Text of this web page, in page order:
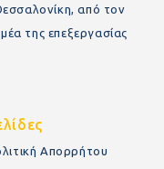
από τον
της επεξεργασίας
Απορρήτου